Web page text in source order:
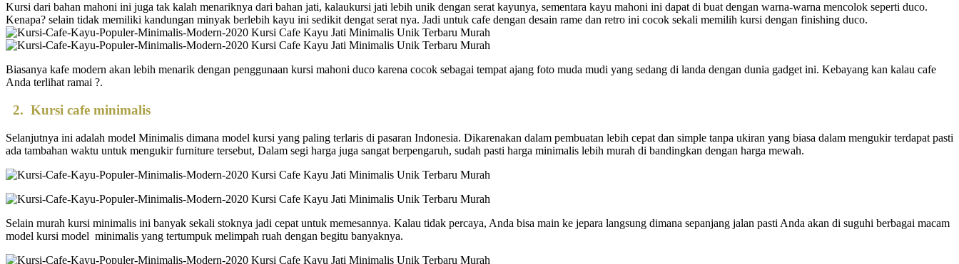
Kursi dari bahan mahoni ini juga tak kalah menariknya dari bahan jati, kalaukursi jati lebih unik dengan serat kayunya, sementara kayu mahoni ini dapat di buat dengan warna-warna mencolok seperti duco.
Kenapa? selain tidak memiliki kandungan minyak berlebih kayu ini sedikit dengat serat nya. Jadi untuk cafe dengan desain rame dan retro ini cocok sekali memilih kursi dengan finishing duco.
Biasanya kafe modern akan lebih menarik dengan penggunaan kursi mahoni duco karena cocok sebagai tempat ajang foto muda mudi yang sedang di landa dengan dunia gadget ini. Kebayang kan kalau cafe
Anda terlihat ramai ?.
2. Kursi cafe minimalis
Selanjutnya ini adalah model Minimalis dimana model kursi yang paling terlaris di pasaran Indonesia. Dikarenakan dalam pembuatan lebih cepat dan simple tanpa ukiran yang biasa dalam mengukir terdapat pasti
ada tambahan waktu untuk mengukir furniture tersebut, Dalam segi harga juga sangat berpengaruh, sudah pasti harga minimalis lebih murah di bandingkan dengan harga mewah.
Selain murah kursi minimalis ini banyak sekali stoknya jadi cepat untuk memesannya. Kalau tidak percaya, Anda bisa main ke jepara langsung dimana sepanjang jalan pasti Anda akan di suguhi berbagai macam
model kursi model minimalis yang tertumpuk melimpah ruah dengan begitu banyaknya.